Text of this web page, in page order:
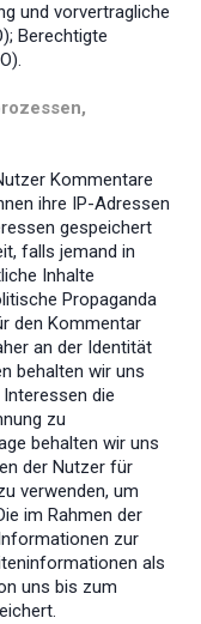
und vorvertragliche
Berechtigte
Kommentare
ihre IP-Adressen
gespeichert
falls jemand in
Inhalte
Propaganda
den Kommentar
an der Identität
behalten wir uns
die
zu
behalten wir uns
der Nutzer für
verwenden, um
im Rahmen der
zur
als
uns bis zum